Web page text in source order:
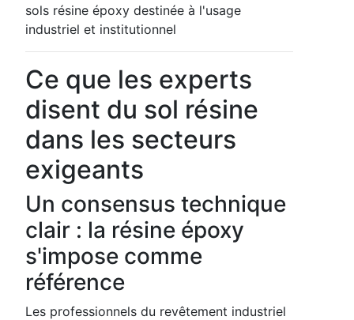
sols résine époxy destinée à l'usage
industriel et institutionnel
Ce que les experts
disent du sol résine
dans les secteurs
exigeants
Un consensus technique
clair : la résine époxy
s'impose comme
référence
Les professionnels du revêtement industriel